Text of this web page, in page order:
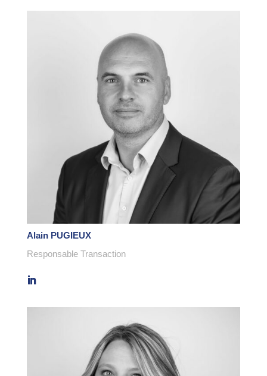
Alain PUGIEUX
Responsable Transaction